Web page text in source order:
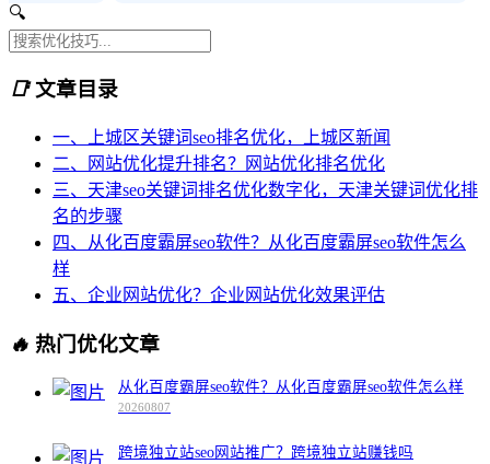
🔍
📑文章目录
一、上城区关键词seo排名优化，上城区新闻
二、网站优化提升排名？网站优化排名优化
三、天津seo关键词排名优化数字化，天津关键词优化排
名的步骤
四、从化百度霸屏seo软件？从化百度霸屏seo软件怎么
样
五、企业网站优化？企业网站优化效果评估
🔥 热门优化文章
从化百度霸屏seo软件？从化百度霸屏seo软件怎么样
20260807
跨境独立站seo网站推广？跨境独立站赚钱吗